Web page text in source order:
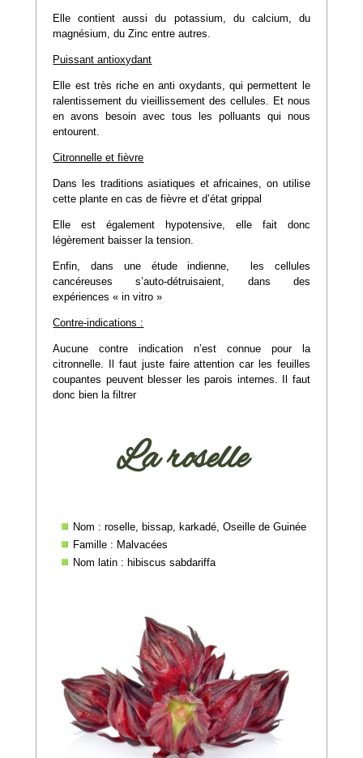
Elle contient aussi du potassium, du calcium, du
magnésium, du Zinc entre autres.
Puissant antioxydant
Elle est très riche en anti oxydants, qui permettent le
ralentissement du vieillissement des cellules. Et nous
en avons besoin avec tous les polluants qui nous
entourent.
Citronnelle et fièvre
Dans les traditions asiatiques et africaines, on utilise
cette plante en cas de fièvre et d’état grippal
Elle est également hypotensive, elle fait donc
légèrement baisser la tension.
Enfin, dans une étude indienne, les cellules
cancéreuses s’auto-détruisaient, dans des
expériences « in vitro »
Contre-indications :
Aucune contre indication n’est connue pour la
citronnelle. Il faut juste faire attention car les feuilles
coupantes peuvent blesser les parois internes. Il faut
donc bien la filtrer
La roselle
Nom : roselle, bissap, karkadé, Oseille de Guinée
Famille : Malvacées
Nom latin : hibiscus sabdariffa